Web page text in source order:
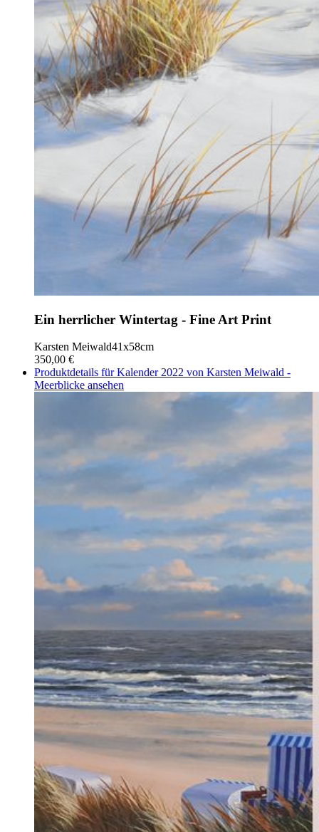
Ein herrlicher Wintertag - Fine Art Print
Karsten Meiwald41x58cm
350,00 €
Produktdetails für Kalender 2022 von Karsten Meiwald -
Meerblicke ansehen